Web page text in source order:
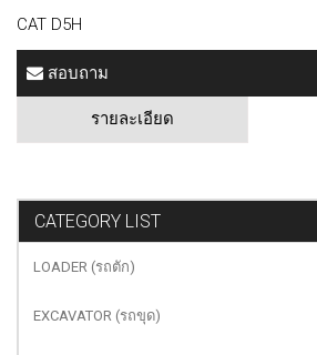
CAT D5H
สอบถาม
รายละเอียด
CATEGORY LIST
LOADER (รถตัก)
EXCAVATOR (รถขุด)